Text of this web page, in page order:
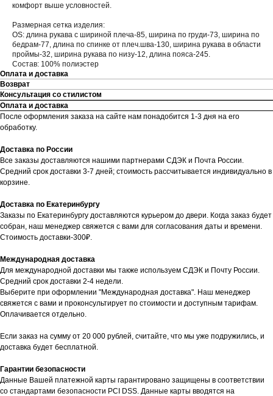
комфорт выше условностей.
Размерная сетка изделия:
OS: длина рукава с шириной плеча-85, ширина по груди-73, ширина по
бедрам-77, длина по спинке от плеч.шва-130, ширина рукава в области
проймы-32, ширина рукава по низу-12, длина пояса-245.
Состав: 100% полиэстер
Оплата и доставка
Возврат
Консультация со стилистом
Оплата и доставка
После оформления заказа на сайте нам понадобится 1-3 дня на его
обработку.
Доставка по России
Все заказы доставляются нашими партнерами СДЭК и Почта России.
Средний срок доставки 3-7 дней; стоимость рассчитывается индивидуально в
корзине.
Доставка по Екатеринбургу
Заказы по Екатеринбургу доставляются курьером до двери. Когда заказ будет
собран, наш менеджер свяжется с вами для согласования даты и времени.
Стоимость доставки-300₽.
Международная доставка
Для международной доставки мы также используем СДЭК и Почту России.
Средний срок доставки 2-4 недели.
Выберите при оформлении "Международная доставка". Наш менеджер
свяжется с вами и проконсультирует по стоимости и доступным тарифам.
Оплачивается отдельно.
Если заказ на сумму от 20 000 рублей, считайте, что мы уже подружились, и
доставка будет бесплатной.
Гарантии безопасности
Данные Вашей платежной карты гарантировано защищены в соответствии
со стандартами безопасности PCI DSS. Данные карты вводятся на